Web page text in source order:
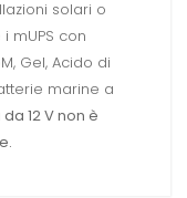
solari o
mUPS con
Gel, Acido di
marine a
12 V non è